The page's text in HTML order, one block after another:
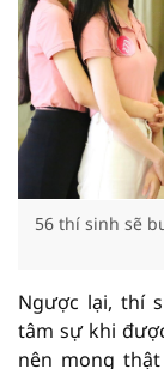
56 thí sinh sẽ
Ngược lại, thí
tâm sự khi
nên mong